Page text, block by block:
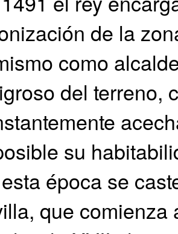
de la
como
del terreno,
su
época se
que